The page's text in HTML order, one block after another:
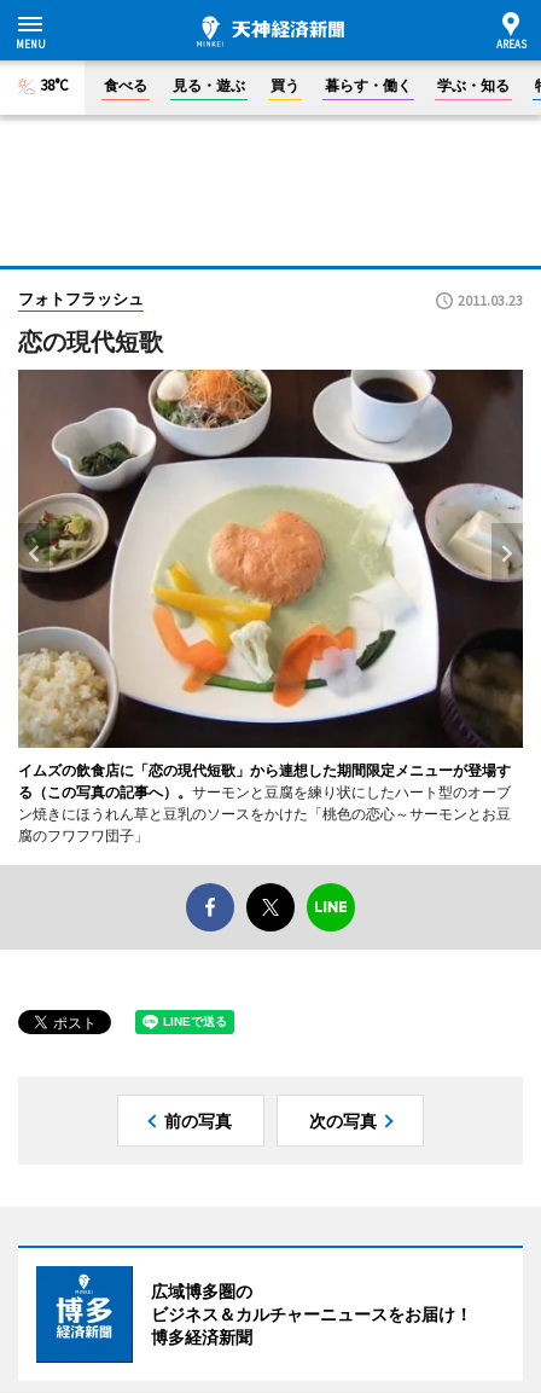
38°C 食べる 見る・遊ぶ 買う 暮らす・働く 学ぶ・知る
フォトフラッシュ 2011.03.23
恋の現代短歌
イムズの飲食店に「恋の現代短歌」から連想した期間限定メニューが登場す
る（この写真の記事へ）。 サーモンと豆腐を練り状にしたハート型のオーブ
ン焼きにほうれん草と豆乳のソースをかけた「桃色の恋心～サーモンとお豆
腐のフワフワ団子」
前の写真 次の写真
広域博多圏の
ビジネス＆カルチャーニュースをお届け！
博多経済新聞